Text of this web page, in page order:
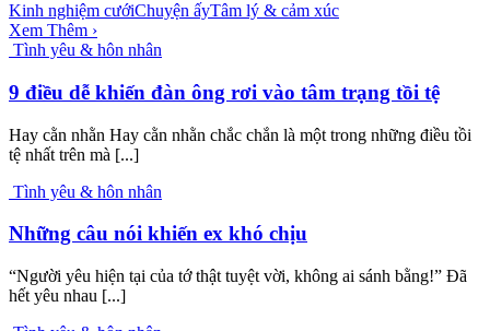
Kinh nghiệm cướiChuyện ấyTâm lý & cảm xúc
Xem Thêm ›
Tình yêu & hôn nhân
9 điều dễ khiến đàn ông rơi vào tâm trạng tồi tệ
Hay cằn nhằn Hay cằn nhằn chắc chắn là một trong những điều tồi
tệ nhất trên mà [...]
Tình yêu & hôn nhân
Những câu nói khiến ex khó chịu
“Người yêu hiện tại của tớ thật tuyệt vời, không ai sánh bằng!” Đã
hết yêu nhau [...]